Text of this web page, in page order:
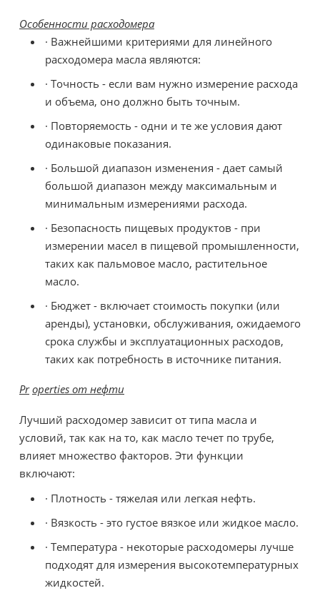
Особенности расходомера
· Важнейшими критериями для линейного
расходомера масла являются:
· Точность - если вам нужно измерение расхода
и объема, оно должно быть точным.
· Повторяемость - одни и те же условия дают
одинаковые показания.
· Большой диапазон изменения - дает самый
большой диапазон между максимальным и
минимальным измерениями расхода.
· Безопасность пищевых продуктов - при
измерении масел в пищевой промышленности,
таких как пальмовое масло, растительное
масло.
· Бюджет - включает стоимость покупки (или
аренды), установки, обслуживания, ожидаемого
срока службы и эксплуатационных расходов,
таких как потребность в источнике питания.
Pr operties от нефти
Лучший расходомер зависит от типа масла и
условий, так как на то, как масло течет по трубе,
влияет множество факторов. Эти функции
включают:
· Плотность - тяжелая или легкая нефть.
· Вязкость - это густое вязкое или жидкое масло.
· Температура - некоторые расходомеры лучше
подходят для измерения высокотемпературных
жидкостей.